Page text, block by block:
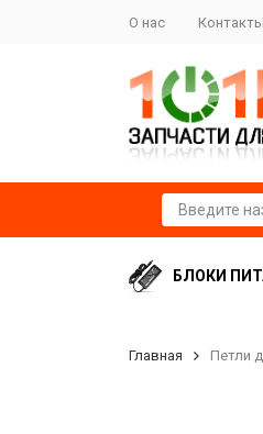
О нас Контакты
БЛОКИ
Главная Петли